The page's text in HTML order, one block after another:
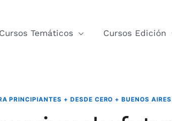
Cursos Temáticos Cursos Edición
PRINCIPIANTES + DESDE CERO + BUENOS AIRES